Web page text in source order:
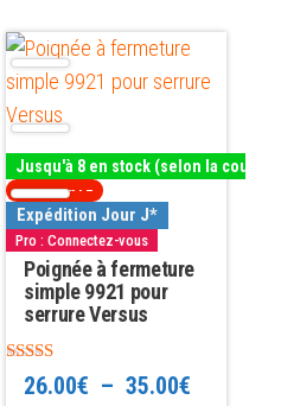
Jusqu'à 8 en stock (selon la
TOP VENTE
Expédition Jour J*
Pro : Connectez-vous
Poignée à fermeture
simple 9921 pour
serrure Versus
Note
4.69
26.00€ – 35.00€Plage
Ce
produit
a
variations.
Les
options
peuvent
être
choisies
sur